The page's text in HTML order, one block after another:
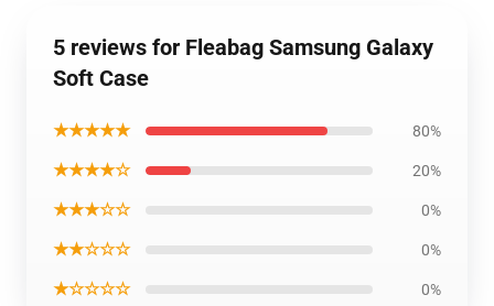
5 reviews for Fleabag Samsung Galaxy
Soft Case
★★★★★ 80%
★★★★☆ 20%
★★★☆☆ 0%
★★☆☆☆ 0%
★☆☆☆☆ 0%